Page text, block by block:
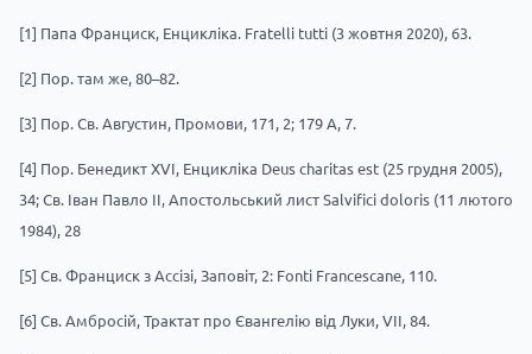
[1] Папа Франциск, Енцикліка. Fratelli tutti (3 жовтня 2020), 63.
[2] Пор. там же, 80–82.
[3] Пор. Св. Августин, Промови, 171, 2; 179 A, 7.
[4] Пор. Бенедикт XVI, Енцикліка Deus charitas est (25 грудня 2005),
34; Св. Іван Павло II, Апостольський лист Salvifici doloris (11 лютого
1984), 28
[5] Св. Франциск з Ассізі, Заповіт, 2: Fonti Francescane, 110.
[6] Св. Амбросій, Трактат про Євангелію від Луки, VII, 84.